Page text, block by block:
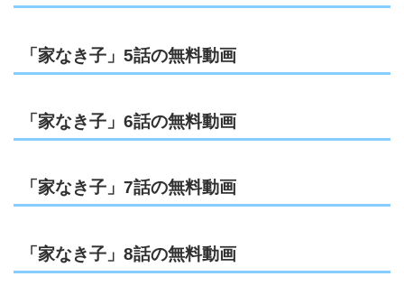
「家なき子」5話の無料動画
「家なき子」6話の無料動画
「家なき子」7話の無料動画
「家なき子」8話の無料動画